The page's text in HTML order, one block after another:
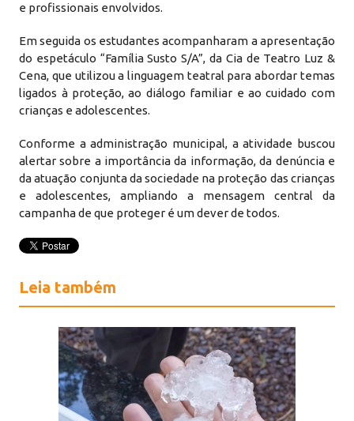
e profissionais envolvidos.
Em seguida os estudantes acompanharam a apresentação
do espetáculo “Família Susto S/A”, da Cia de Teatro Luz &
Cena, que utilizou a linguagem teatral para abordar temas
ligados à proteção, ao diálogo familiar e ao cuidado com
crianças e adolescentes.
Conforme a administração municipal, a atividade buscou
alertar sobre a importância da informação, da denúncia e
da atuação conjunta da sociedade na proteção das crianças
e adolescentes, ampliando a mensagem central da
campanha de que proteger é um dever de todos.
Leia também